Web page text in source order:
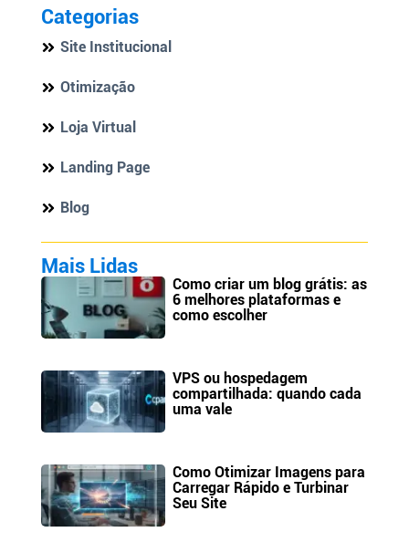
Categorias
Site Institucional
Otimização
Loja Virtual
Landing Page
Blog
Mais Lidas
Como criar um blog grátis: as
6 melhores plataformas e
como escolher
VPS ou hospedagem
compartilhada: quando cada
uma vale
Como Otimizar Imagens para
Carregar Rápido e Turbinar
Seu Site